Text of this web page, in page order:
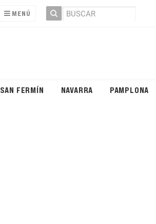
MENÚ
SAN FERMÍN NAVARRA PAMPLONA